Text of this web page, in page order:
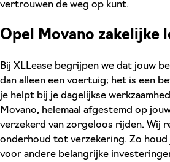
vertrouwen de weg op kunt.
Opel Movano zakelijke
Bij XLLease begrijpen we dat jouw
dan alleen een voertuig; het is een
je helpt bij je dagelijkse
Movano, helemaal afgestemd op
verzekerd van zorgeloos rijden. Wij
onderhoud tot verzekering. Zo
voor andere belangrijke